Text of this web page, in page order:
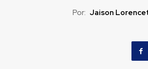
Por: Jaison